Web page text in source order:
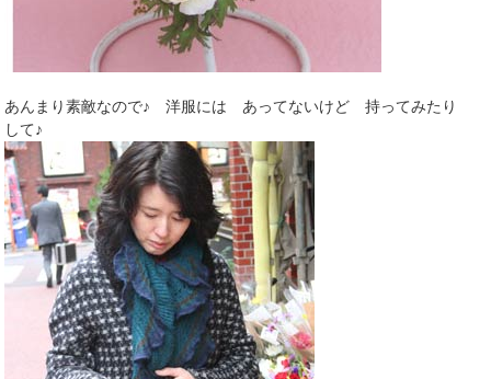
あんまり素敵なので♪ 洋服には あってないけど 持ってみたり
して♪